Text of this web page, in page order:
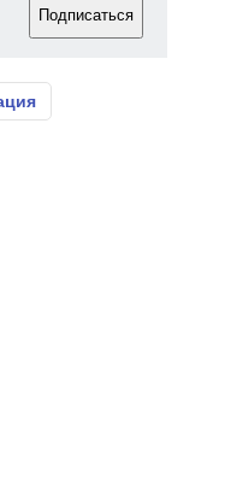
Подписаться